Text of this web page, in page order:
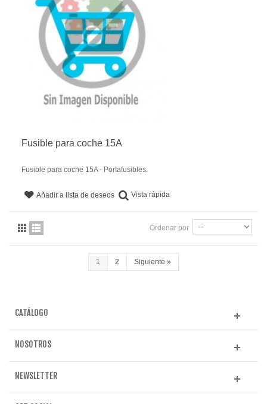
Fusible para coche 15A
Fusible para coche 15A - Portafusibles.
Añadir a lista de deseos Vista rápida
Ordenar por
1 2 Siguiente »
CATÁLOGO
NOSOTROS
NEWSLETTER